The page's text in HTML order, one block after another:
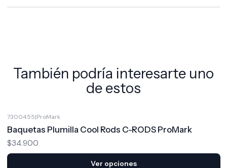
También podría interesarte uno
de estos
7300455|ProMark
Baquetas Plumilla Cool Rods C-RODS ProMark
$34.900
Ver opciones